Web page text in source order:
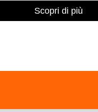
Scopri di più